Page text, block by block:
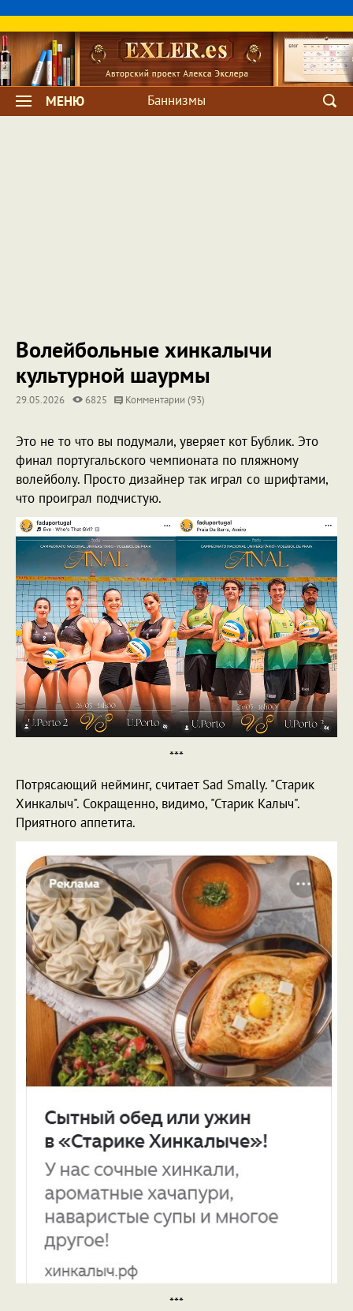
МЕНЮ Баннизмы
Волейбольные хинкалычи
культурной шаурмы
29.05.2026 6825 Комментарии (93)
Это не то что вы подумали, уверяет кот Бублик. Это
финал португальского чемпионата по пляжному
волейболу. Просто дизайнер так играл со шрифтами,
что проиграл подчистую.
***
Потрясающий нейминг, считает Sad Smally. "Старик
Хинкалыч". Сокращенно, видимо, "Старик Калыч".
Приятного аппетита.
***